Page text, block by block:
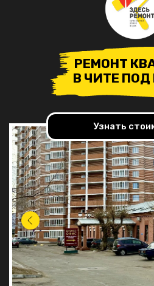
РЕМОНТ
В ЧИТЕ
Узнать